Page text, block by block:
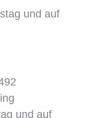
und auf
und auf